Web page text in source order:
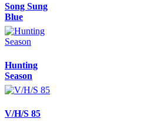
Song Sung
Blue
Hunting
Season
V/H/S 85